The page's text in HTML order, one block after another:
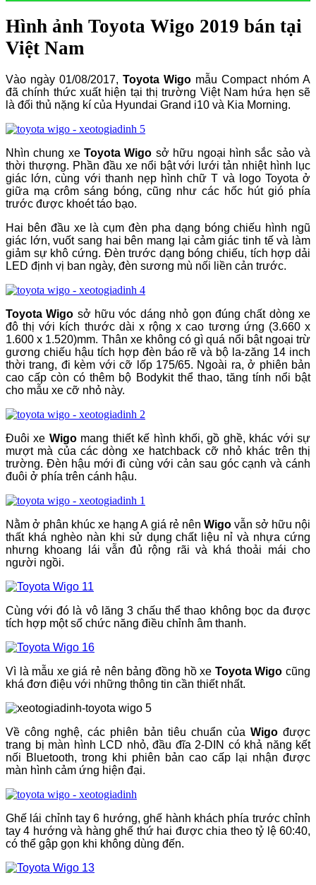
Hình ảnh Toyota Wigo 2019 bán tại
Việt Nam
Vào ngày 01/08/2017, Toyota Wigo mẫu Compact nhóm A
đã chính thức xuất hiện tại thị trường Việt Nam hứa hẹn sẽ
là đối thủ nặng kí của Hyundai Grand i10 và Kia Morning.
Nhìn chung xeToyota Wigo sở hữu ngoại hình sắc sảo và
thời thượng. Phần đầu xe nổi bật với lưới tản nhiệt hình lục
giác lớn, cùng với thanh nẹp hình chữ T và logo Toyota ở
giữa mạ crôm sáng bóng, cũng như các hốc hút gió phía
trước được khoét táo bạo.
Hai bên đầu xe là cụm đèn pha dạng bóng chiếu hình ngũ
giác lớn, vuốt sang hai bên mang lại cảm giác tinh tế và làm
giảm sự khô cứng. Đèn trước dạng bóng chiếu, tích hợp dải
LED định vị ban ngày, đèn sương mù nối liền cản trước.
Toyota Wigo sở hữu vóc dáng nhỏ gọn đúng chất dòng xe
đô thị với kích thước dài x rộng x cao tương ứng (3.660 x
1.600 x 1.520)mm. Thân xe không có gì quá nổi bật ngoại trừ
gương chiếu hậu tích hợp đèn báo rẽ và bộ la-zăng 14 inch
thời trang, đi kèm với cỡ lốp 175/65. Ngoài ra, ở phiên bản
cao cấp còn có thêm bộ Bodykit thể thao, tăng tính nổi bật
cho mẫu xe cỡ nhỏ này.
Đuôi xe Wigomang thiết kế hình khối, gồ ghề, khác với sự
mượt mà của các dòng xe hatchback cỡ nhỏ khác trên thị
trường. Đèn hậu mới đi cùng với cản sau góc cạnh và cánh
đuôi ở phía trên cánh hậu.
Nằm ở phân khúc xe hạng A giá rẻ nên Wigovẫn sở hữu nội
thất khá nghèo nàn khi sử dụng chất liệu nỉ và nhựa cứng
nhưng khoang lái vẫn đủ rộng rãi và khá thoải mái cho
người ngồi.
Cùng với đó là vô lăng 3 chấu thể thao không bọc da được
tích hợp một số chức năng điều chỉnh âm thanh.
Vì là mẫu xe giá rẻ nên bảng đồng hồ xe Toyota Wigo cũng
khá đơn điệu với những thông tin cần thiết nhất.
Về công nghệ, các phiên bản tiêu chuẩn của Wigođược
trang bị màn hình LCD nhỏ, đầu đĩa 2-DIN có khả năng kết
nối Bluetooth, trong khi phiên bản cao cấp lại nhận được
màn hình cảm ứng hiện đại.
Ghế lái chỉnh tay 6 hướng, ghế hành khách phía trước chỉnh
tay 4 hướng và hàng ghế thứ hai được chia theo tỷ lệ 60:40,
có thể gập gọn khi không dùng đến.